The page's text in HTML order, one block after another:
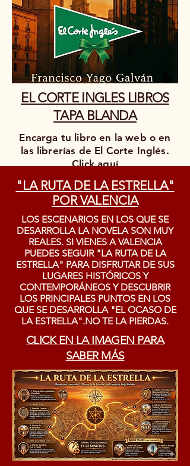
EL CORTE INGLES LIBROS
TAPA BLANDA
Encarga tu libro en la web o en
las librerías de El Corte Inglés.
Click aquí
"LA RUTA DE LA ESTRELLA"
POR VALENCIA
LOS ESCENARIOS EN LOS QUE SE
DESARROLLA LA NOVELA SON MUY
REALES. SI VIENES A VALENCIA
PUEDES SEGUIR "LA RUTA DE LA
ESTRELLA" PARA DISFRUTAR DE SUS
LUGARES HISTÓRICOS Y
CONTEMPORÁNEOS Y DESCUBRIR
LOS PRINCIPALES PUNTOS EN LOS
QUE SE DESARROLLA "EL OCASO DE
LA ESTRELLA".NO TE LA PIERDAS.
CLICK EN LA IMAGEN PARA
SABER MÁS